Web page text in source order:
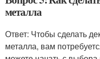
металла
Ответ: Чтобы сделать
металла, вам